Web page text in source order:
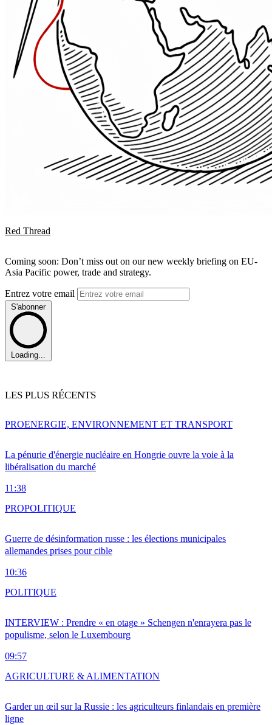
Red Thread
Coming soon: Don’t miss out on our new weekly briefing on EU-
Asia Pacific power, trade and strategy.
Entrez votre email
S'abonner
Loading...
LES PLUS RÉCENTS
La pénurie d'énergie nucléaire en Hongrie ouvre la voie à la
libéralisation du marché
11:38
PROENERGIE, ENVIRONNEMENT ET TRANSPORT
Guerre de désinformation russe : les élections municipales
allemandes prises pour cible
10:36
PROPOLITIQUE
INTERVIEW : Prendre « en otage » Schengen n'enrayera pas le
populisme, selon le Luxembourg
09:57
POLITIQUE
Garder un œil sur la Russie : les agriculteurs finlandais en première
ligne
AGRICULTURE & ALIMENTATION